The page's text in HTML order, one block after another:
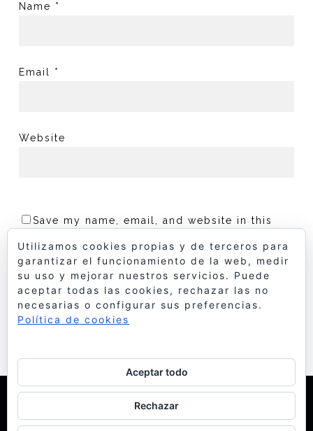
Name *
Email *
Website
Save my name, email, and website in this
© 1998 Bello y Monterde Arquitectos
Cookies
Utilizamos cookies propias y de terceros para
garantizar el funcionamiento de la web, medir
su uso y mejorar nuestros servicios. Puede
aceptar todas las cookies, rechazar las no
necesarias o configurar sus preferencias.
Política de cookies
Aceptar todo
Rechazar